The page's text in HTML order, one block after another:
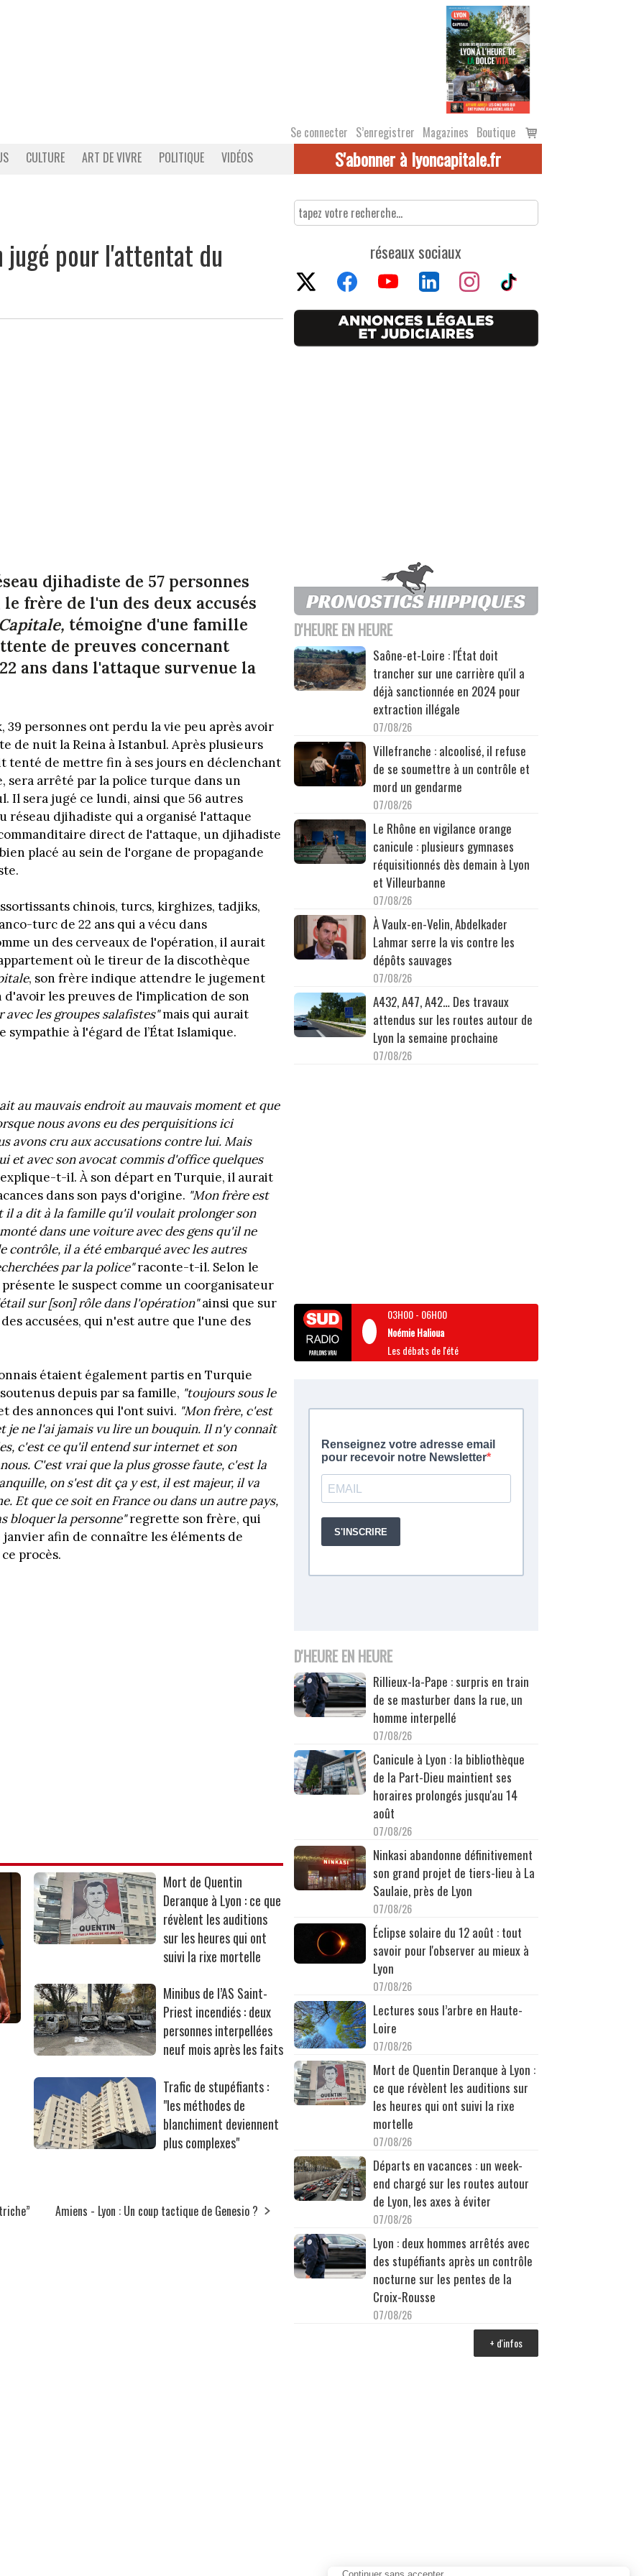
Se connecter S’enregistrer Magazines Boutique
Voir
le
CULTURE ART DE VIVRE POLITIQUE VIDÉOS S'abonner à lyoncapitale.fr
jugé pour l'attentat du
djihadiste de 57 personnes
frère de l'un des deux accusés
témoigne d'une famille
de preuves concernant
ans dans l'attaque survenue la
39 personnes ont perdu la vie peu après avoir
de nuit la Reina à Istanbul. Après plusieurs
tenté de mettre fin à ses jours en déclenchant
sera arrêté par la police turque dans un
Il sera jugé ce lundi, ainsi que 56 autres
réseau djihadiste qui a organisé l'attaque
direct de l'attaque, un djihadiste
placé au sein de l'organe de propagande
chinois, turcs, kirghizes, tadjiks,
turc de 22 ans qui a vécu dans
un des cerveaux de l'opération, il aurait
où le tireur de la discothèque
, son frère indique attendre le jugement
les preuves de l'implication de son
avec les groupes salafistes"mais qui aurait
à l'égard de l’État Islamique.
au mauvais endroit au mauvais moment et que
nous avons eu des perquisitions ici
avons cru aux accusations contre lui. Mais
et avec son avocat commis d'office quelques
t-il. À son départ en Turquie, il aurait
dans son pays d'origine. "Mon frère est
il a dit à la famille qu'il voulait prolonger son
dans une voiture avec des gens qu'il ne
contrôle, il a été embarqué avec les autres
par la police"raconte-t-il. Selon le
le suspect comme un coorganisateur
sur [son] rôle dans l'opération"ainsi que sur
accusées, qui n'est autre que l'une des
étaient également partis en Turquie
depuis par sa famille, "toujours sous le
des annonces qui l'ont suivi. "Mon frère, c'est
je ne l'ai jamais vu lire un bouquin. Il n'y connaît
c'est ce qu'il entend sur internet et son
C'est vrai que la plus grosse faute, c'est la
on s'est dit ça y est, il est majeur, il va
Et que ce soit en France ou dans un autre pays,
bloquer la personne"regrette son frère, qui
afin de connaître les éléments de
procès.
Mort de Quentin
Deranque à Lyon : ce que
révèlent les auditions
sur les heures qui ont
suivi la rixe mortelle
Minibus de l’AS Saint-
Priest incendiés : deux
personnes interpellées
neuf mois après les faits
Trafic de stupéfiants :
"les méthodes de
blanchiment deviennent
plus complexes"
Amiens - Lyon : Un coup tactique de Genesio ?
réseaux sociaux
D'HEURE EN HEURE
Saône-et-Loire : l'État doit
trancher sur une carrière qu'il a
déjà sanctionnée en 2024 pour
extraction illégale
07/08/26
Villefranche : alcoolisé, il refuse
de se soumettre à un contrôle et
mord un gendarme
07/08/26
Le Rhône en vigilance orange
canicule : plusieurs gymnases
réquisitionnés dès demain à Lyon
et Villeurbanne
07/08/26
À Vaulx-en-Velin, Abdelkader
Lahmar serre la vis contre les
dépôts sauvages
07/08/26
A432, A47, A42… Des travaux
attendus sur les routes autour de
Lyon la semaine prochaine
07/08/26
03H00- 06H00
Noémie Halioua
Les débats de l'été
D'HEURE EN HEURE
Rillieux-la-Pape : surpris en train
de se masturber dans la rue, un
homme interpellé
07/08/26
Canicule à Lyon : la bibliothèque
de la Part-Dieu maintient ses
horaires prolongés jusqu'au 14
août
07/08/26
Ninkasi abandonne définitivement
son grand projet de tiers-lieu à La
Saulaie, près de Lyon
07/08/26
Éclipse solaire du 12 août : tout
savoir pour l'observer au mieux à
Lyon
07/08/26
Lectures sous l’arbre en Haute-
Loire
07/08/26
Mort de Quentin Deranque à Lyon :
ce que révèlent les auditions sur
les heures qui ont suivi la rixe
mortelle
07/08/26
Départs en vacances : un week-
end chargé sur les routes autour
de Lyon, les axes à éviter
07/08/26
Lyon : deux hommes arrêtés avec
des stupéfiants après un contrôle
nocturne sur les pentes de la
Croix-Rousse
07/08/26
+ d'infos